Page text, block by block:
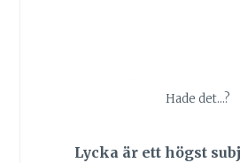
Hade det…?
Lycka är ett högst